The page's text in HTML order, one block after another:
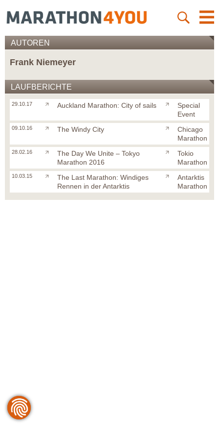
AUTOREN
Frank Niemeyer
LAUFBERICHTE
29.10.17 Auckland Marathon: City of sails
Special
Event
09.10.16 The Windy City
Chicago
Marathon
28.02.16
The Day We Unite – Tokyo
Marathon 2016
Tokio
Marathon
10.03.15
The Last Marathon: Windiges
Rennen in der Antarktis
Antarktis
Marathon